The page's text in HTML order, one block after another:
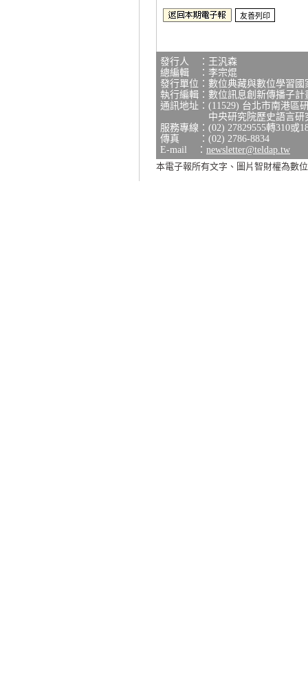
發行人 ：王汎森
總編輯 ：李宗焜
發行單位：數位典藏與數位學習
執行編輯：數位訊息創新傳播子計
通訊地址：(11529) 台北市南港區
中央研究院歷史語言研究
服務專線：(02) 27829555轉310或
傳真 ：(02) 2786-8834
E-mail ： newsletter@teldap.tw
本電子報所有文字、圖片智財權為數